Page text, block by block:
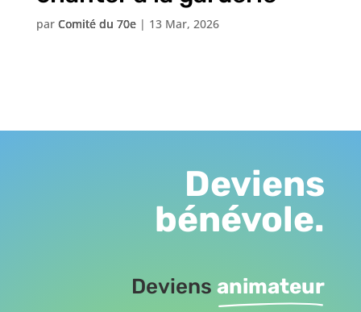
par Comité du 70e| 13 Mar, 2026
Deviens
bénévole.
Deviensanimateur